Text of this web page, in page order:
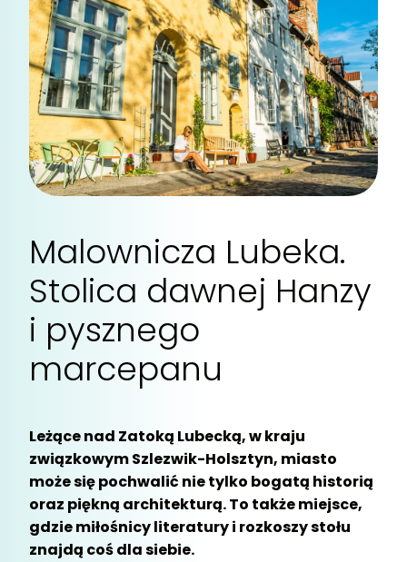
Malownicza Lubeka.
Stolica dawnej Hanzy
i pysznego
marcepanu
Leżące nad Zatoką Lubecką, w kraju
związkowym Szlezwik-Holsztyn, miasto
może się pochwalić nie tylko bogatą historią
oraz piękną architekturą. To także miejsce,
gdzie miłośnicy literatury i rozkoszy stołu
znajdą coś dla siebie.